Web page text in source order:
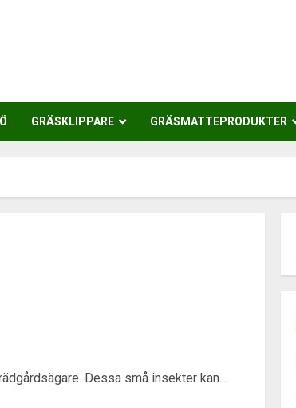
GRÄSKLIPPARE GRÄSMATTEPRODUKTER
Dessa små insekter kan...